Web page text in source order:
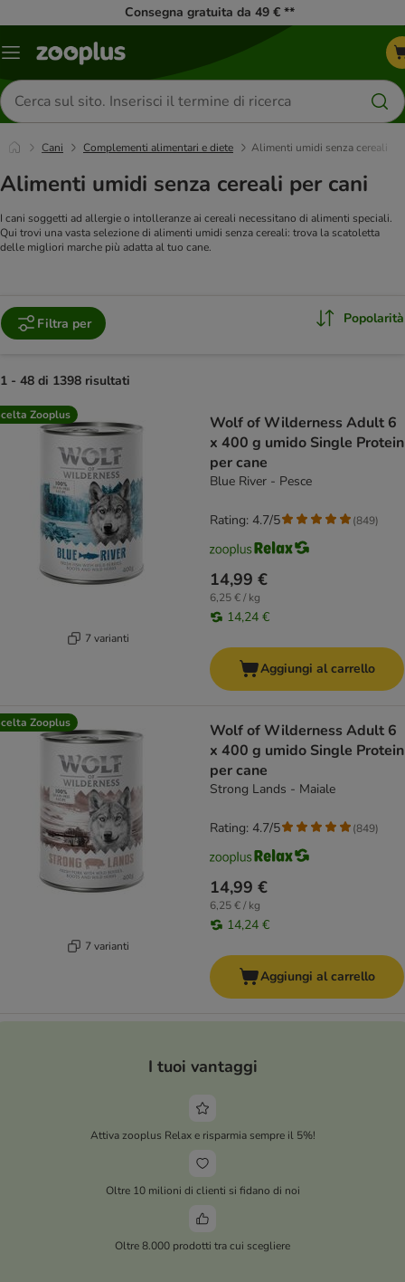
Consegna gratuita da 49 € **
Overview
Cerca
prodotti
Cani Complementi alimentari e diete Alimenti umidi senza cereali
Alimenti umidi senza cereali per cani
I cani soggetti ad allergie o intolleranze ai cereali necessitano di alimenti speciali.
Qui trovi una vasta selezione di alimenti umidi senza cereali: trova la scatoletta
delle migliori marche più adatta al tuo cane.
Filtra per Popolarità
1 - 48 di 1398 risultati
product items have been changed
Zooplus
7 varianti
Wolf of Wilderness Adult 6
x 400 g umido Single Protein
per cane
Blue River - Pesce
14,99 €
6,25 € / kg
14,24 €
Rating: 4.7/5 (849)
Aggiungi al carrello
Zooplus
7 varianti
Wolf of Wilderness Adult 6
x 400 g umido Single Protein
per cane
Strong Lands - Maiale
14,99 €
6,25 € / kg
14,24 €
Rating: 4.7/5 (849)
Aggiungi al carrello
I tuoi vantaggi
Attiva zooplus Relax e risparmia sempre il 5%!
Oltre 10 milioni di clienti si fidano di noi
Oltre 8.000 prodotti tra cui scegliere